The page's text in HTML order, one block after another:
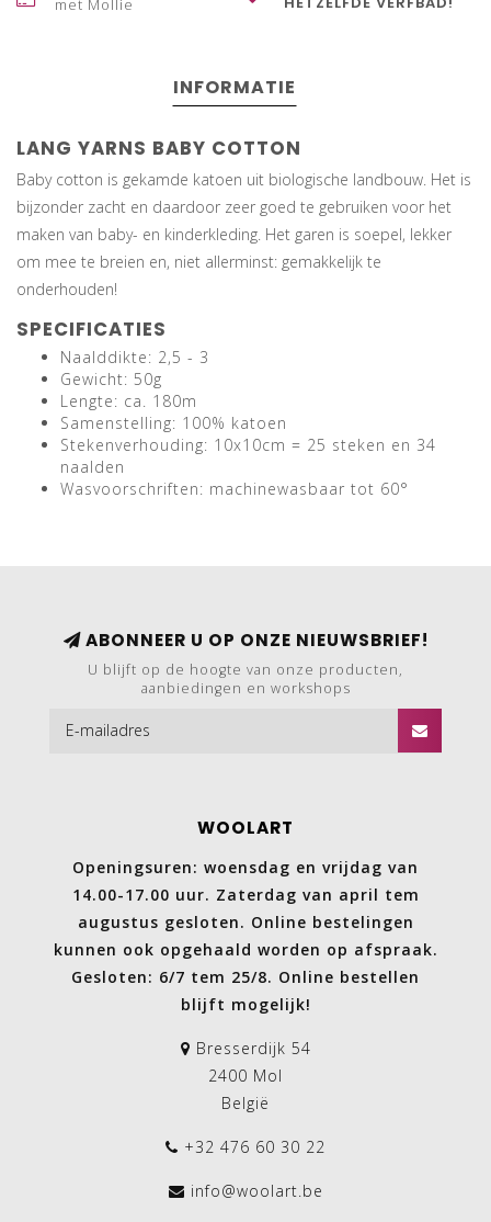
met Mollie
INFORMATIE
LANG YARNS BABY COTTON
Baby cotton is gekamde katoen uit biologische landbouw. Het is
bijzonder zacht en daardoor zeer goed te gebruiken voor het
maken van baby- en kinderkleding. Het garen is soepel, lekker
om mee te breien en, niet allerminst: gemakkelijk te
onderhouden!
SPECIFICATIES
Naalddikte: 2,5 - 3
Gewicht: 50g
Lengte: ca. 180m
Samenstelling: 100% katoen
Stekenverhouding: 10x10cm = 25 steken en 34
naalden
Wasvoorschriften: machinewasbaar tot 60°
ABONNEER U OP ONZE NIEUWSBRIEF!
U blijft op de hoogte van onze producten,
aanbiedingen en workshops
WOOLART
Openingsuren: woensdag en vrijdag van
14.00-17.00 uur. Zaterdag van april tem
augustus gesloten. Online bestelingen
kunnen ook opgehaald worden op afspraak.
Gesloten: 6/7 tem 25/8. Online bestellen
blijft mogelijk!
Bresserdijk 54
2400 Mol
België
+32 476 60 30 22
info@woolart.be